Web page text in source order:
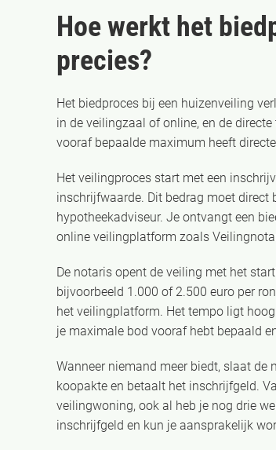
Hoe werkt het
precies?
Het biedproces bij een huizenveiling
in de veilingzaal of online, en de
vooraf bepaalde maximum heeft
Het veilingproces start met een
inschrijfwaarde. Dit bedrag moet
hypotheekadviseur. Je ontvangt een
online veilingplatform zoals
De notaris opent de veiling met het
bijvoorbeeld 1.000 of 2.500 euro per
het veilingplatform. Het tempo ligt
je maximale bod vooraf hebt bepaald
Wanneer niemand meer biedt, slaat de
koopakte en betaalt het inschrijfgeld.
veilingwoning, ook al heb je nog drie
inschrijfgeld en kun je aansprakelijk